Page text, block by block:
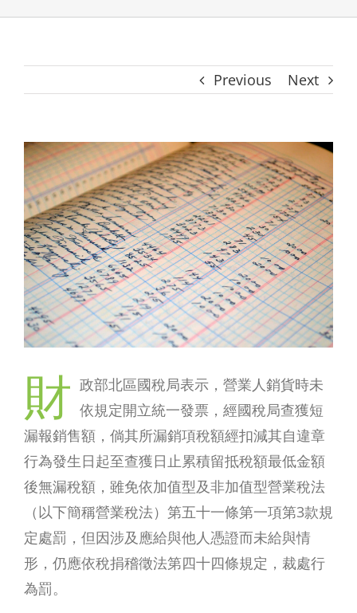
Previous Next
View
Larger
Image
財 政部北區國稅局表示，營業人銷貨時未
依規定開立統一發票，經國稅局查獲短
漏報銷售額，倘其所漏銷項稅額經扣減其自違章
行為發生日起至查獲日止累積留抵稅額最低金額
後無漏稅額，雖免依加值型及非加值型營業稅法
（以下簡稱營業稅法）第五十一條第一項第3款規
定處罰，但因涉及應給與他人憑證而未給與情
形，仍應依稅捐稽徵法第四十四條規定，裁處行
為罰。